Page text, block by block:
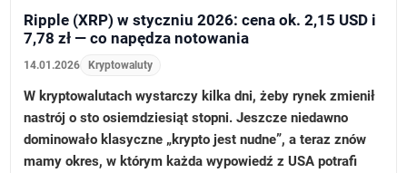
Ripple (XRP) w styczniu 2026: cena ok. 2,15 USD i
7,78 zł — co napędza notowania
14.01.2026 Kryptowaluty
W kryptowalutach wystarczy kilka dni, żeby rynek zmienił
nastrój o sto osiemdziesiąt stopni. Jeszcze niedawno
dominowało klasyczne „krypto jest nudne”, a teraz znów
mamy okres, w którym każda wypowiedź z USA potrafi